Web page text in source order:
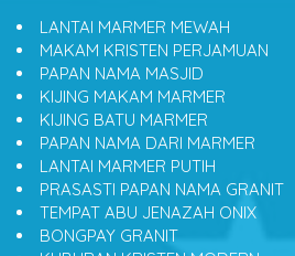
LANTAI MARMER MEWAH
MAKAM KRISTEN PERJAMUAN
PAPAN NAMA MASJID
KIJING MAKAM MARMER
KIJING BATU MARMER
PAPAN NAMA DARI MARMER
LANTAI MARMER PUTIH
PRASASTI PAPAN NAMA GRANIT
TEMPAT ABU JENAZAH ONIX
BONGPAY GRANIT